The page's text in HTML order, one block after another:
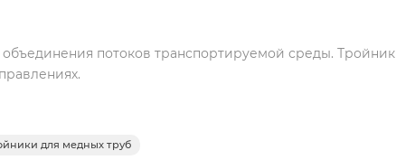
потоков транспортируемой среды. Тройник
для медных труб